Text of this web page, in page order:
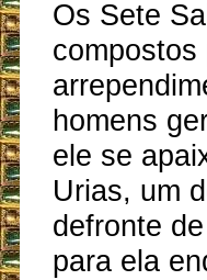
Os Sete
homens
ele se
Urias, um
defronte
para ela